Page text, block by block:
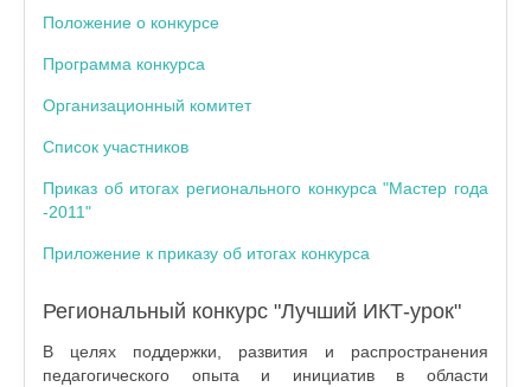
Положение о конкурсе
Программа конкурса
Организационный комитет
Список участников
Приказ об итогах регионального конкурса "Мастер года
-2011"
Приложение к приказу об итогах конкурса
Региональный конкурс "Лучший ИКТ-урок"
В целях поддержки, развития и распространения
педагогического опыта и инициатив в области